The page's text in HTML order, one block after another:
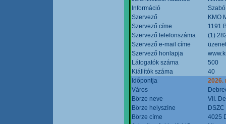
Információ
Szervező
KMO
Szervező címe
1191
Szervező telefonszáma
(1)
Szervező e-mail címe
Szervező honlapja
Látogatók száma
500
Kiállítók száma
40
Időpontja
2026.
Város
Börze neve
VII.
Börze helyszíne
Börze címe
4025